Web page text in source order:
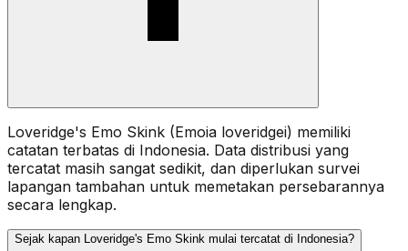
Loveridge's Emo Skink (Emoia loveridgei) memiliki
catatan terbatas di Indonesia. Data distribusi yang
tercatat masih sangat sedikit, dan diperlukan survei
lapangan tambahan untuk memetakan persebarannya
secara lengkap.
Sejak kapan Loveridge's Emo Skink mulai tercatat di Indonesia?